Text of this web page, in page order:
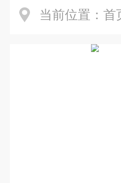
当前位置： 首